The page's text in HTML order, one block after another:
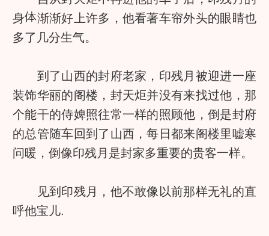
身
渐渐好上许多，他看著车帘外头的眼睛也
多了几分生气。
到了山西的封府老家，印残月被迎进一座
装饰华丽的阁楼，封天炬并没有来找过他，那
个能干的侍婢照往常一样的照顾他，倒是封府
的总管随车回到了山西，每日都来阁楼里嘘寒
问暖，倒像印残月是封家多重要的贵客一样。
见到印残月，他不敢像以前那样无礼的直
呼他宝儿.